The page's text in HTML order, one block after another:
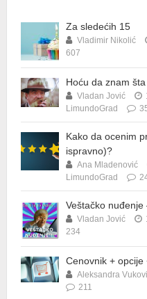
Za sledećih 15
Vladimir Nikolić
607
Hoću da znam
Vladan Jović
LimundoGrad
Kako da ocenim
ispravno)?
Ana Mladenović
LimundoGrad
Veštačko nuđenje
Vladan Jović
234
Cenovnik + opcije
Aleksandra
211